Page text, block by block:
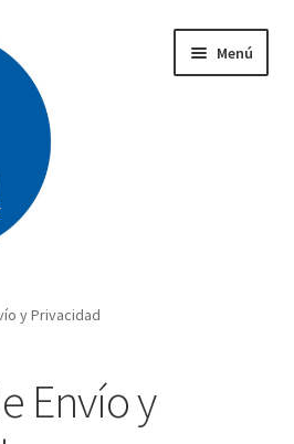
Menú
y Privacidad
Envío y